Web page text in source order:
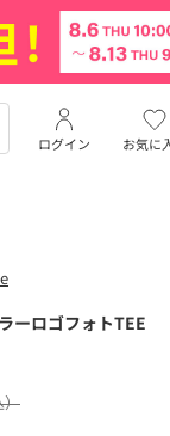
お気に
ログイン
ーロゴフォトTEE
）